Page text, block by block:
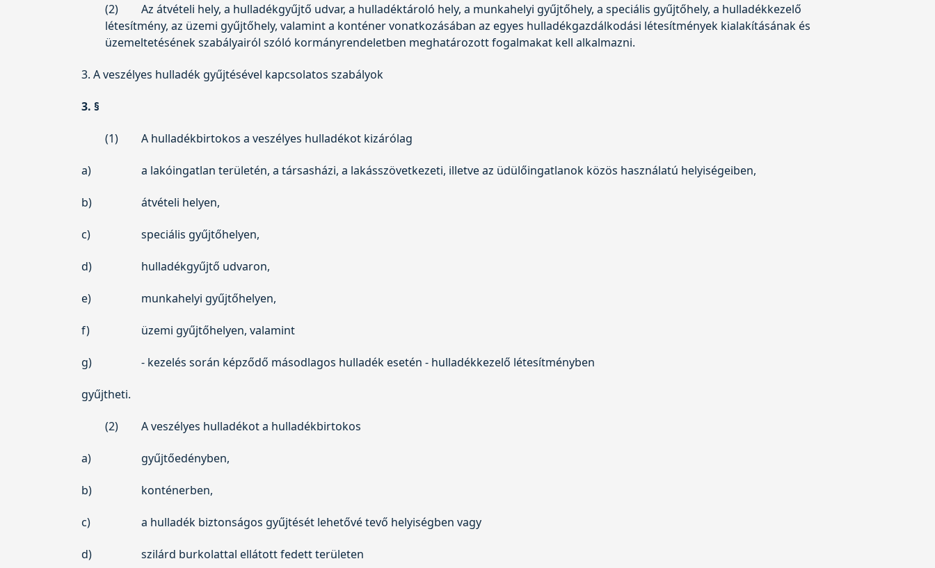
(2)
Az átvételi hely, a hulladékgyűjtő udvar, a hulladéktároló hely, a munkahelyi gyűjtőhely, a speciális gyűjtőhely, a hulladékkezelő
létesítmény, az üzemi gyűjtőhely, valamint a konténer vonatkozásában az egyes hulladékgazdálkodási létesítmények kialakításának és
üzemeltetésének szabályairól szóló kormányrendeletben meghatározott fogalmakat kell alkalmazni.
3. A veszélyes hulladék gyűjtésével kapcsolatos szabályok
3. §
(1) A hulladékbirtokos a veszélyes hulladékot kizárólag
a) a lakóingatlan területén, a társasházi, a lakásszövetkezeti, illetve az üdülőingatlanok közös használatú helyiségeiben,
b) átvételi helyen,
c) speciális gyűjtőhelyen,
d) hulladékgyűjtő udvaron,
e) munkahelyi gyűjtőhelyen,
f) üzemi gyűjtőhelyen, valamint
g) - kezelés során képződő másodlagos hulladék esetén - hulladékkezelő létesítményben
gyűjtheti.
(2) A veszélyes hulladékot a hulladékbirtokos
a) gyűjtőedényben,
b) konténerben,
c) a hulladék biztonságos gyűjtését lehetővé tevő helyiségben vagy
d) szilárd burkolattal ellátott fedett területen